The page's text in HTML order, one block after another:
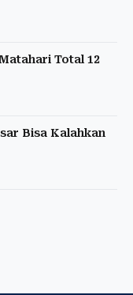
Total 12
Bisa Kalahkan